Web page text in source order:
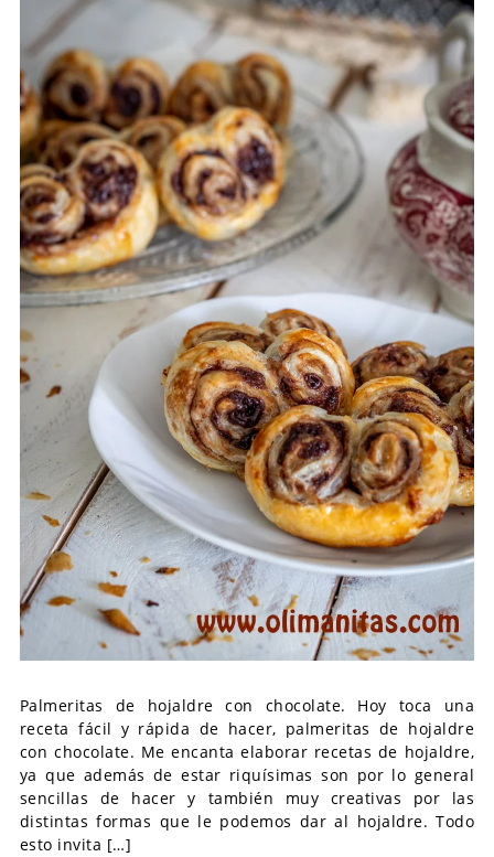
Palmeritas de hojaldre con chocolate. Hoy toca una
receta fácil y rápida de hacer, palmeritas de hojaldre
con chocolate. Me encanta elaborar recetas de hojaldre,
ya que además de estar riquísimas son por lo general
sencillas de hacer y también muy creativas por las
distintas formas que le podemos dar al hojaldre. Todo
esto invita […]